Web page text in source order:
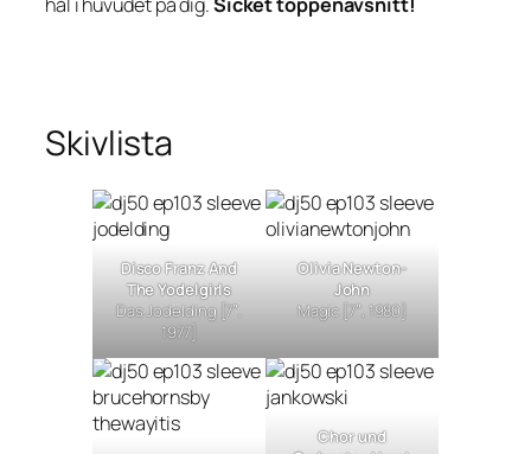
Skivlista
Disco Franz And
The Yodelgirls
Das Jodelding [7″,
1977]
Olivia Newton-
John
Magic [7″, 1980]
Chor und